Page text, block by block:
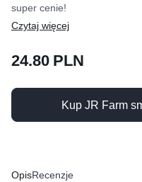
super cenie!
24.80 PLN
Kup JR Farm
OpisRecenzje